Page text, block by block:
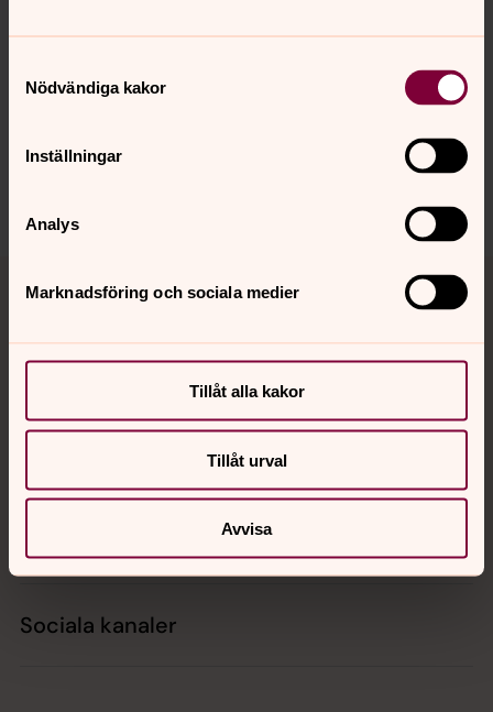
Nödvändiga kakor
Inställningar
Analys
Marknadsföring och sociala medier
Tillåt alla kakor
Tillåt urval
Avvisa
Synpunkter eller frågor på sidans
vetlanda.pastorat@svenskakyrkan.se
Sociala kanaler